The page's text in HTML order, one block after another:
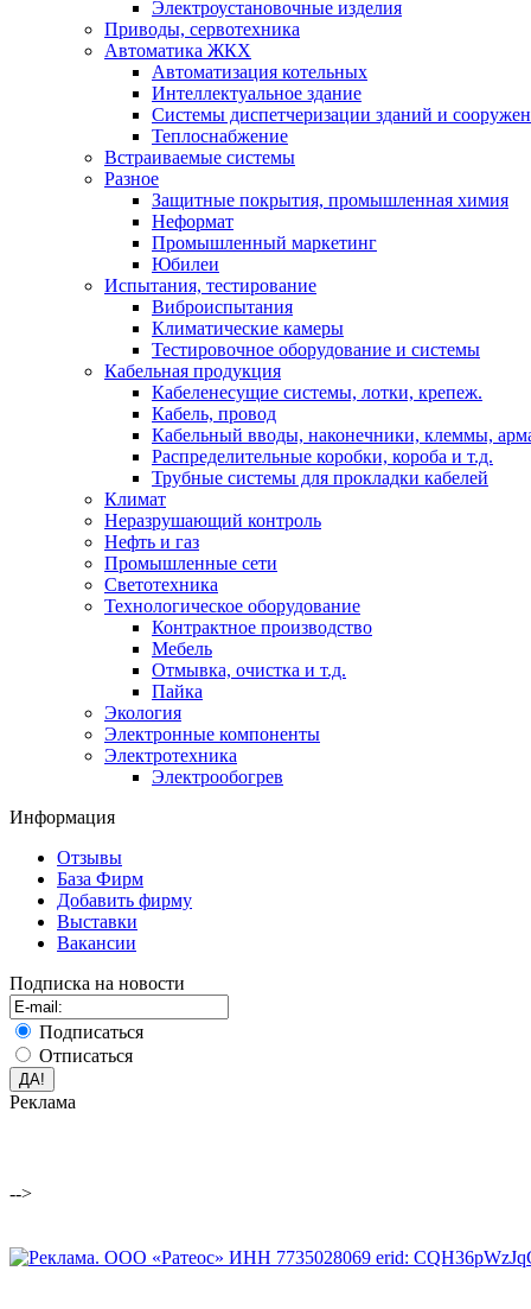
Электроустановочные изделия
Приводы, сервотехника
Автоматика ЖКХ
Автоматизация котельных
Интеллектуальное здание
Системы диспетчеризации зданий и
Теплоснабжение
Встраиваемые системы
Разное
Защитные покрытия, промышленная химия
Неформат
Промышленный маркетинг
Юбилеи
Испытания, тестирование
Виброиспытания
Климатические камеры
Тестировочное оборудование и системы
Кабельная продукция
Кабеленесущие системы, лотки, крепеж.
Кабель, провод
Кабельный вводы, наконечники, клеммы,
Распределительные коробки, короба и т.д.
Трубные системы для прокладки кабелей
Климат
Неразрушающий контроль
Нефть и газ
Промышленные сети
Светотехника
Технологическое оборудование
Контрактное производство
Мебель
Отмывка, очистка и т.д.
Пайка
Экология
Электронные компоненты
Электротехника
Электрообогрев
Информация
Отзывы
База Фирм
Добавить фирму
Выставки
Вакансии
Подписка на новости
Подписаться
Отписаться
Реклама
-->